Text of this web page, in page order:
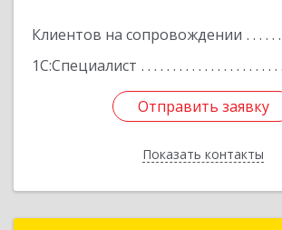
Клиентов на сопровождении
1С:Специалист
Отправить заявку
Показать контакты
Отправить заявку
Назад